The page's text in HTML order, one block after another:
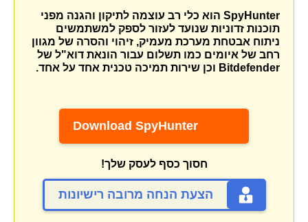
SpyHunter הוא כלי רב עוצמה לתיקון והגנה מפני
תוכנות זדוניות שנועד לעזור לספק למשתמשים
ניתוח אבטחת מערכת מעמיק, זיהוי והסרה של מגוון
רחב של איומים כמו תשלום עבור הונאת דוא"ל של
Bitdefender וכן שירות תמיכה טכנית אחד על אחד.
Download SpyHunter
חסוך כסף לעסק שלך!
הצעת הנחה מרובה רישיונות